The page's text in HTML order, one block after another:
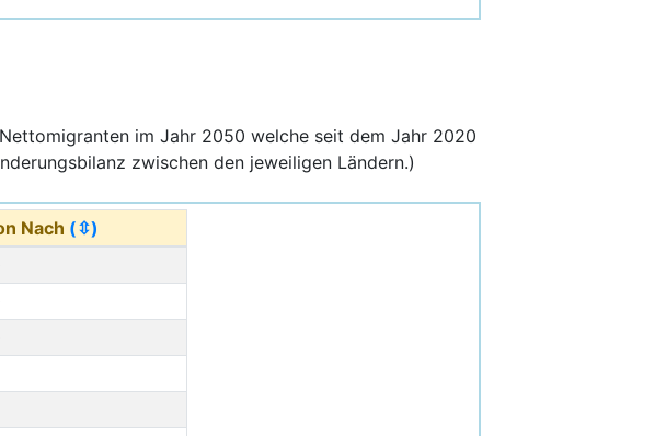
im Jahr 2050 welche seit dem Jahr 2020
zwischen den jeweiligen Ländern.)
Nach (⇳)